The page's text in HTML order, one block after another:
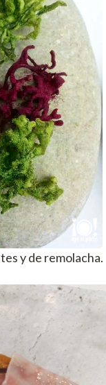
y de remolacha.